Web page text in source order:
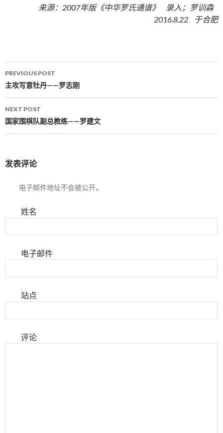
来源：2007年版《中华罗氏通谱》 录入；罗训森
2016.8.22 于合肥
Post navigation
PREVIOUS POST
主攻写意牡丹——罗志刚
NEXT POST
国家围棋队副总教练——罗建文
发表评论
电子邮件地址不会被公开。
姓名
电子邮件
站点
评论